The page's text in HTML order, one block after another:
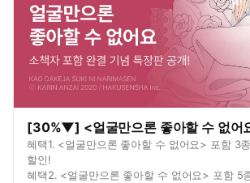
[30%▼] <얼굴만으론 좋아할 수 없어
혜택1. <얼굴만으론 좋아할 수 없어요> 포함 3
할인!
혜택2. <얼굴만으론 좋아할 수 없어요> 포함 5